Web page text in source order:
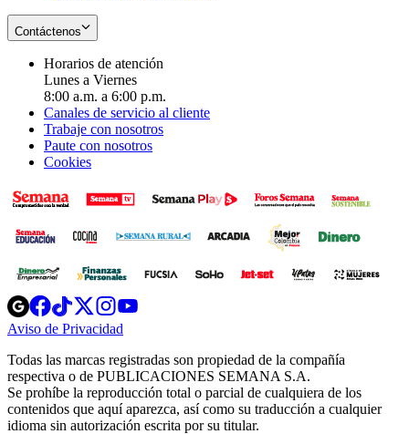
Contáctenos
Horarios de atención
Lunes a Viernes
8:00 a.m. a 6:00 p.m.
Canales de servicio al cliente
Trabaje con nosotros
Paute con nosotros
Cookies
Opens
in
new
Opens
in
new
Opens
in
new
window
Opens
new
windowwindow
Aviso de Privacidad
new
window
Todas las marcas registradas son propiedad de la compañía
respectiva o de PUBLICACIONES SEMANA S.A.
Se prohíbe la reproducción total o parcial de cualquiera de los
contenidos que aquí aparezca, así como su traducción a cualquier
idioma sin autorización escrita por su titular.